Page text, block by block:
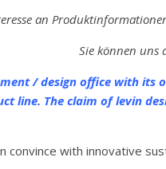
an
Sie können uns
/ design office with
line. The claim of levin
convince with innovative